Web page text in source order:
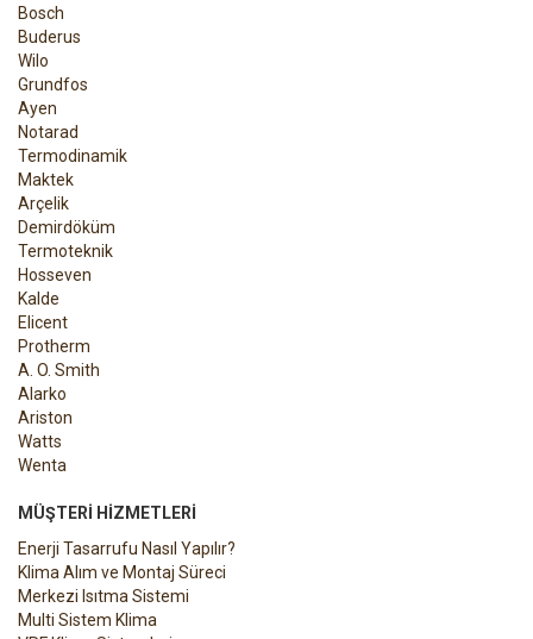
Bosch
Buderus
Wilo
Grundfos
Ayen
Notarad
Termodinamik
Maktek
Arçelik
Demirdöküm
Termoteknik
Hosseven
Kalde
Elicent
Protherm
A. O. Smith
Alarko
Ariston
Watts
Wenta
MÜŞTERI HIZMETLERI
Enerji Tasarrufu Nasıl Yapılır?
Klima Alım ve Montaj Süreci
Merkezi Isıtma Sistemi
Multi Sistem Klima